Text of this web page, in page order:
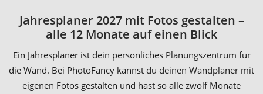
Jahresplaner 2027 mit Fotos gestalten –
alle 12 Monate auf einen Blick
Ein Jahresplaner ist dein persönliches Planungszentrum für
die Wand. Bei PhotoFancy kannst du deinen Wandplaner mit
eigenen Fotos gestalten und hast so alle zwölf Monate